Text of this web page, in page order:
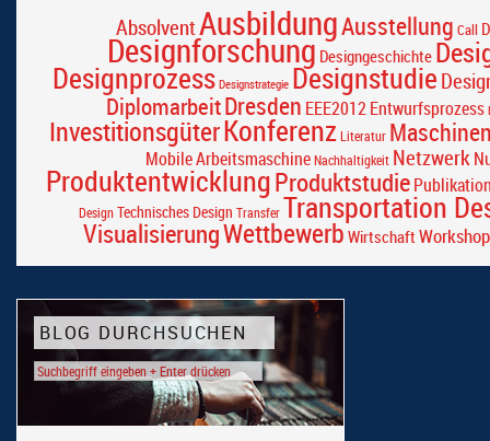
AbsolventAusbildungAusstellung Call
Designforschung Designgeschichte
Designprozess Designstrategie Designstudie
DiplomarbeitDresden EEE2012Entwurfsprozess
InvestitionsgüterKonferenzLiteratur
Mobile Arbeitsmaschine Nachhaltigkeit Netzwerk
ProduktentwicklungProduktstudie
DesignTechnisches Design Transfer Transportation
VisualisierungWettbewerb WirtschaftWorkshop
BLOG DURCHSUCHEN